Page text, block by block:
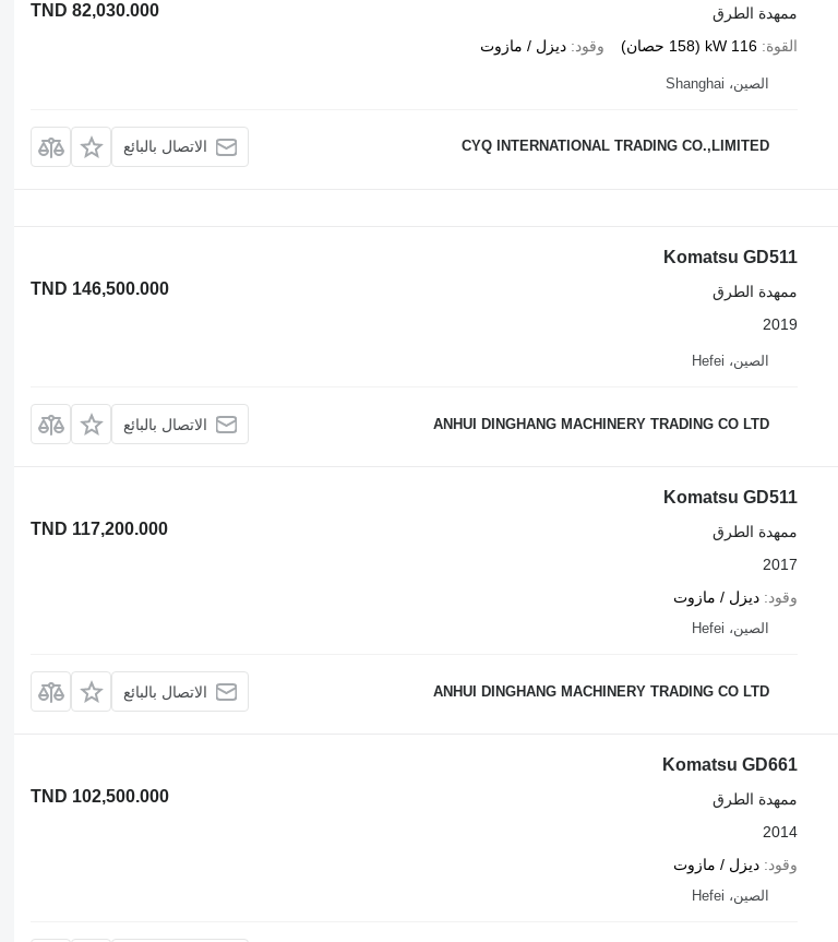
TND 82,030.000
ممهدة الطرق
القوة 116 kW (158 حصان) وقود ديزل / مازوت
الصين، Shanghai
CYQ INTERNATIONAL TRADING CO.,LIMITED الاتصال بالبائع
Komatsu GD511
TND 146,500.000
ممهدة الطرق
2019
الصين، Hefei
ANHUI DINGHANG MACHINERY TRADING CO LTD الاتصال بالبائع
Komatsu GD511
TND 117,200.000
ممهدة الطرق
2017
وقود
ديزل / مازوت
الصين، Hefei
ANHUI DINGHANG MACHINERY TRADING CO LTD الاتصال بالبائع
Komatsu GD661
TND 102,500.000
ممهدة الطرق
2014
وقود
ديزل / مازوت
الصين، Hefei